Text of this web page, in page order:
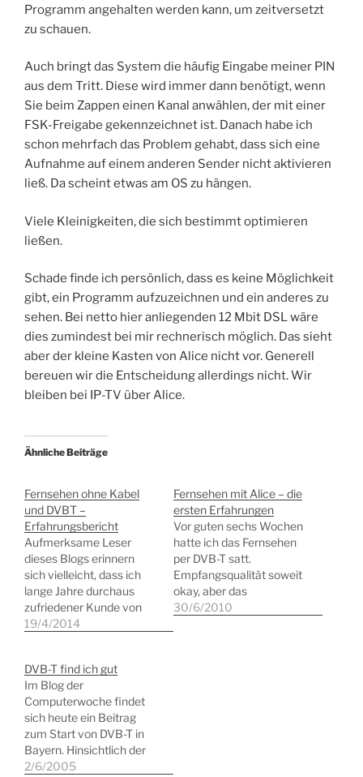
Programm angehalten werden kann, um zeitversetzt
zu schauen.
Auch bringt das System die häufig Eingabe meiner PIN
aus dem Tritt. Diese wird immer dann benötigt, wenn
Sie beim Zappen einen Kanal anwählen, der mit einer
FSK-Freigabe gekennzeichnet ist. Danach habe ich
schon mehrfach das Problem gehabt, dass sich eine
Aufnahme auf einem anderen Sender nicht aktivieren
ließ. Da scheint etwas am OS zu hängen.
Viele Kleinigkeiten, die sich bestimmt optimieren
ließen.
Schade finde ich persönlich, dass es keine Möglichkeit
gibt, ein Programm aufzuzeichnen und ein anderes zu
sehen. Bei netto hier anliegenden 12 Mbit DSL wäre
dies zumindest bei mir rechnerisch möglich. Das sieht
aber der kleine Kasten von Alice nicht vor. Generell
bereuen wir die Entscheidung allerdings nicht. Wir
bleiben bei IP-TV über Alice.
Ähnliche Beiträge
Fernsehen ohne Kabel
und DVBT –
Erfahrungsbericht
Aufmerksame Leser
dieses Blogs erinnern
sich vielleicht, dass ich
lange Jahre durchaus
zufriedener Kunde von
Alice-TV, also IP-TV
offenbar O2 strategisch
nicht ins Konzept, so dass
alle Kunden Ende des
vergangenen Jahres das
Kündigungsschreiben für
diesen Dienst erhielten.
Was also tun, um weiter
19/4/2014
Fernsehen mit Alice – die
ersten Erfahrungen
Vor guten sechs Wochen
hatte ich das Fernsehen
per DVB-T satt.
Empfangsqualität soweit
okay, aber das
Programmangebot
30/6/2010
DVB-T find ich gut
Im Blog der
Computerwoche findet
sich heute ein Beitrag
zum Start von DVB-T in
Bayern. Hinsichtlich der
grundlegenden
2/6/2005